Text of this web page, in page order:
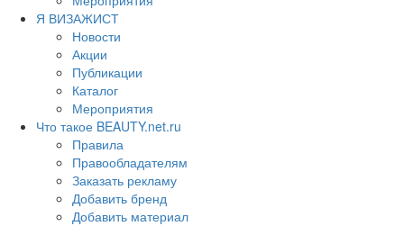
Я ВИЗАЖИСТ
Новости
Акции
Публикации
Каталог
Мероприятия
Что такое BEAUTY.net.ru
Правила
Правообладателям
Заказать рекламу
Добавить бренд
Добавить материал